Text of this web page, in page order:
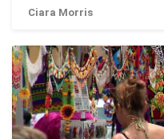
Ciara Morris